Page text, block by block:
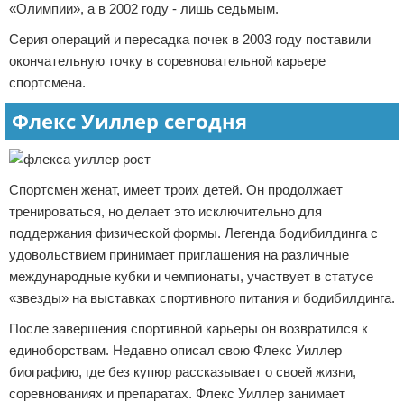
«Олимпии», а в 2002 году - лишь седьмым.
Серия операций и пересадка почек в 2003 году поставили
окончательную точку в соревновательной карьере
спортсмена.
Флекс Уиллер сегодня
Спортсмен женат, имеет троих детей. Он продолжает
тренироваться, но делает это исключительно для
поддержания физической формы. Легенда бодибилдинга с
удовольствием принимает приглашения на различные
международные кубки и чемпионаты, участвует в статусе
«звезды» на выставках спортивного питания и бодибилдинга.
После завершения спортивной карьеры он возвратился к
единоборствам. Недавно описал свою Флекс Уиллер
биографию, где без купюр рассказывает о своей жизни,
соревнованиях и препаратах. Флекс Уиллер занимает